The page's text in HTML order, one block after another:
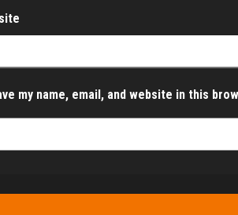
my name, email, and website in this